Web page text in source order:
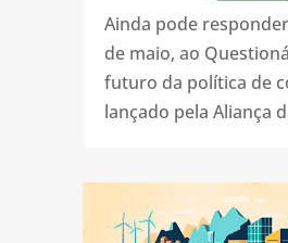
Ainda pode
de maio, ao
futuro da política de
lançado pela Aliança